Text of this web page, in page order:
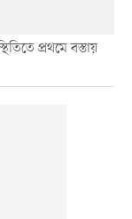
প্রথমে বস্তায়